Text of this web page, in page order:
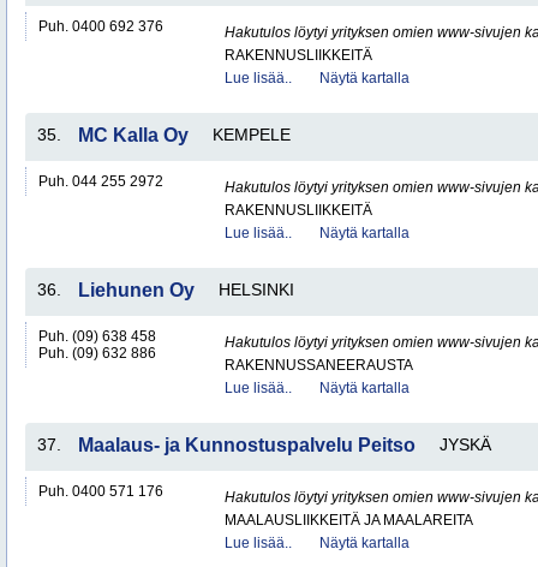
Puh. 0400 692 376
Hakutulos löytyi yrityksen omien www-sivujen
RAKENNUSLIIKKEITÄ
Lue lisää..
Näytä kartalla
35. MC Kalla Oy KEMPELE
Puh. 044 255 2972
Hakutulos löytyi yrityksen omien www-sivujen
RAKENNUSLIIKKEITÄ
Lue lisää..
Näytä kartalla
36. Liehunen Oy HELSINKI
Puh. (09) 638 458
Puh. (09) 632 886
Hakutulos löytyi yrityksen omien www-sivujen
RAKENNUSSANEERAUSTA
Lue lisää..
Näytä kartalla
37. Maalaus- ja Kunnostuspalvelu Peitso JYSKÄ
Puh. 0400 571 176
Hakutulos löytyi yrityksen omien www-sivujen
MAALAUSLIIKKEITÄ JA MAALAREITA
Lue lisää..
Näytä kartalla